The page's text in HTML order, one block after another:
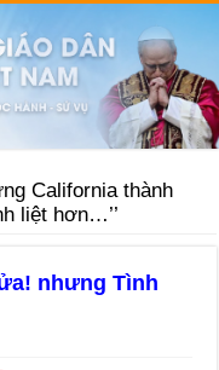
California thành
liệt hơn…’’
nhưng Tình